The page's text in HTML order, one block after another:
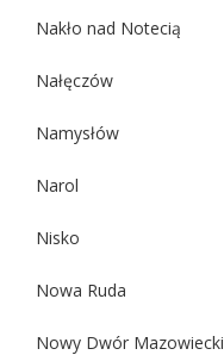
Nakło nad Notecią
Nałęczów
Namysłów
Narol
Nisko
Nowa Ruda
Nowy Dwór Mazowiecki